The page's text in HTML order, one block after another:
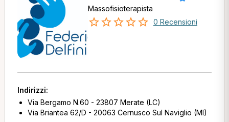
Massofisioterapista
0 Recensioni
Indirizzi:
Via Bergamo N.60 - 23807 Merate (LC)
Via Briantea 62/D - 20063 Cernusco Sul Naviglio (MI)